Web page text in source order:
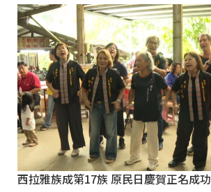
西拉雅族成第17族 原民日慶賀正名成功